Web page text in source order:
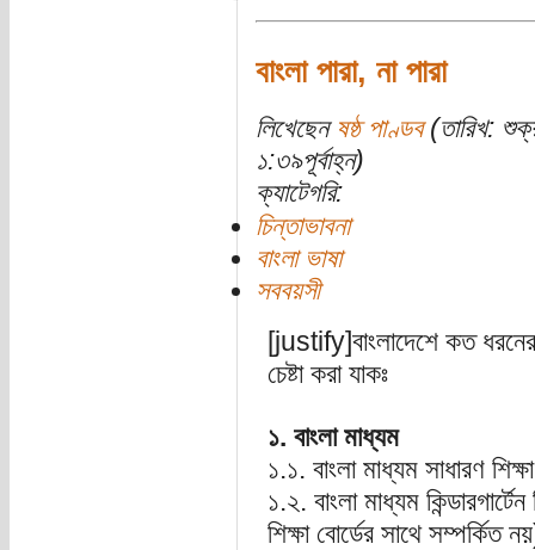
বাংলা পারা, না পারা
লিখেছেন ষষ্ঠ পাণ্ডব(তারিখ:
১:৩৯পূর্বাহ্ন)
ক্যাটেগরি:
চিন্তাভাবনা
বাংলা ভাষা
সববয়সী
[justify]বাংলাদেশে কত ধরনের
চেষ্টা করা যাকঃ
১. বাংলা মাধ্যম
১.১. বাংলা মাধ্যম সাধারণ
১.২. বাংলা মাধ্যম
শিক্ষা বোর্ডের সাথে সম্পর্কিত